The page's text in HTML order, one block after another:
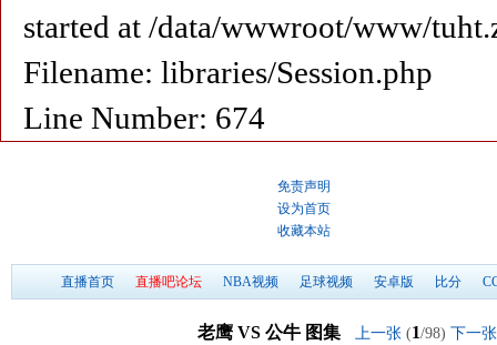
started at /data/wwwroot/www/
Filename: libraries/Session.php
Line Number: 674
免责声明
设为首页
收藏本站
直播首页 直播吧论坛 NBA视频 足球视频 安卓版 比分
老鹰 VS 公牛 图集 上一张 (1/98) 下一张